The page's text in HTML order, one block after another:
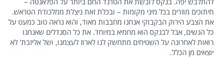
חיתוכים מוזרים בכל מיני מקומות – ובכלת זאת ניצלת ממלכודת הטראש.
את הצבע הירוק הבקבוקי אנחנו מחבבות מאוד, והוא נראה טוב כמעט על
כל הנשים, אבל לבנקס הוא מחמיא במיוחד. את כל הסנדלים שאנחנו
רואות לאחרונה על השטיחים מתחשק לנו לארוז לעצמנו, ושל אליזבת' לא
יוצאים מן הכלל.